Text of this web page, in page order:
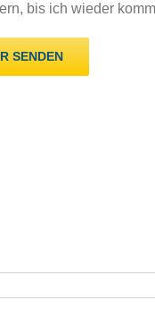
bis ich wieder